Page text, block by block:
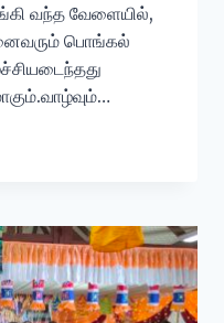
வந்த வேளையில்,
பொங்கல்